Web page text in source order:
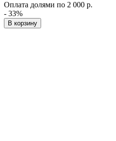
Оплата долями по 2 000 р.
- 33%
В корзину